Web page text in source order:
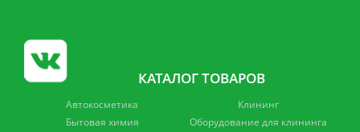
КАТАЛОГ ТОВАРОВ
Автокосметика
Бытовая химия
Клининг
Оборудование для клининга